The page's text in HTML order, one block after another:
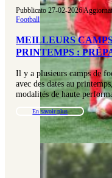
Pubblicato 27-02-2026|
Football
MEILLEURS
PRINTEMPS :
Il y a plusieurs camps de
avec des dates au
modalités de haute
En savoir plus